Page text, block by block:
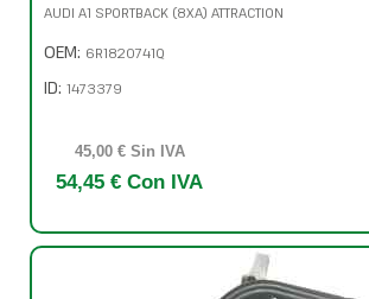
AUDI A1 SPORTBACK (8XA) ATTRACTION
OEM: 6R1820741Q
ID: 1473379
45,00 € Sin IVA
54,45 € Con IVA